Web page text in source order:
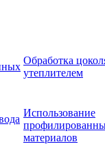
Обработка
утеплителем
Использование
материалов